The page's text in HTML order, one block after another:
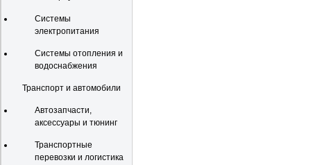
Системы
электропитания
Системы отопления и
водоснабжения
Транспорт и автомобили
Автозапчасти,
аксессуары и тюнинг
Транспортные
перевозки и логистика